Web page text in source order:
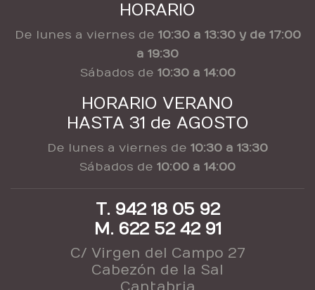
HORARIO
De lunes a viernes de 10:30 a 13:30 y de 17:00
a 19:30
Sábados de 10:30 a 14:00
HORARIO VERANO
HASTA 31 de AGOSTO
De lunes a viernes de 10:30 a 13:30
Sábados de 10:00 a 14:00
T. 942 18 05 92
M. 622 52 42 91
C/ Virgen del Campo 27
Cabezón de la Sal